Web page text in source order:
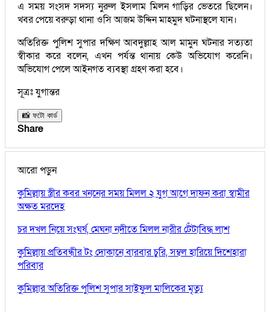
এ সময় সংসদ সদস্য নুরুল ইসলাম মিলন গাড়ির ভেতরে ছিলেন।
খবর পেয়ে বরুড়া থানা ওসি আজম উদ্দিন মাহমুদ ঘটনাস্থলে যান।
অতিরিক্ত পুলিশ সুপার দক্ষিণ আবদুল্লাহ আল মামুন ঘটনার সত্যতা
স্বীকার করে বলেন, এখন পর্যন্ত থানায় কেউ অভিযোগ করেনি।
অভিযোগ পেলে আইনগত ব্যবস্থা গ্রহণ করা হবে।
সূত্রঃ যুগান্তর
📸 ফটো কার্ড
Share
আরো পড়ুন
কুমিল্লায় স্ত্রীর কবর খননের সময় মিলল ২ যুগ আগে দাফন করা স্বামীর
অক্ষত মরদেহ
চর দখল নিয়ে সংঘর্ষ, মেঘনা নদীতে মিলল নারীর টেঁটাবিদ্ধ লাশ
কুমিল্লায় প্রতিবন্ধীর টং দোকানে বারবার চুরি, সম্বল হারিয়ে দিশেহারা
পরিবার
কুমিল্লার অতিরিক্ত পুলিশ সুপার সাইফুল মালিকের মৃত্যু